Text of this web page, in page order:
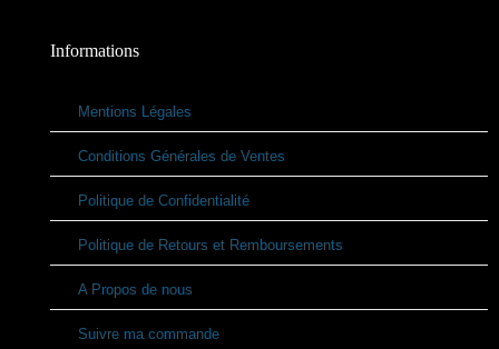
Informations
Mentions Légales
Conditions Générales de Ventes
Politique de Confidentialité
Politique de Retours et Remboursements
A Propos de nous
Suivre ma commande